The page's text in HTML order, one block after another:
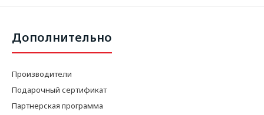
Дополнительно
Производители
Подарочный сертификат
Партнерская программа